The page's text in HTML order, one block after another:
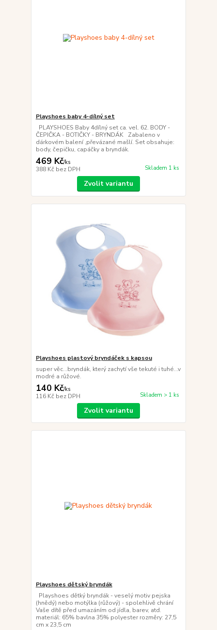
Playshoes baby 4-dílný set
PLAYSHOES Baby 4dílný set ca. vel. 62. BODY -
ČEPIČKA - BOTIČKY - BRYNDÁK Zabaleno v
dárkovém balení ,převázané mašlí. Set obsahuje:
body, čepičku, capáčky a bryndák.
469 Kč/ks
388 Kč bez DPH Skladem 1 ks
Zvolit variantu
Playshoes plastový bryndáček s kapsou
super věc...bryndák, který zachytí vše tekuté i tuhé...v
modré a růžové.
140 Kč/ks
116 Kč bez DPH Skladem > 1 ks
Zvolit variantu
Playshoes dětský bryndák
Playshoes dětký bryndák - veselý motiv pejska
(hnědý) nebo motýlka (růžový) - spolehlivě chrání
Vaše dítě před umazáním od jídla, barev, atd.
materiál: 65% bavlna 35% polyester rozměry: 27,5
cm x 23,5 cm